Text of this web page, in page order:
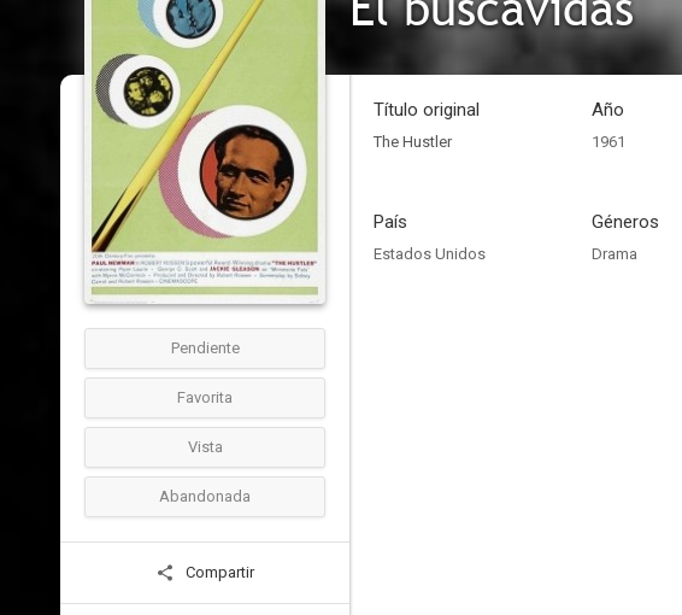
Pendiente
Favorita
Vista
Abandonada
Compartir
Título original
The Hustler
Año
1961
País
Estados Unidos
Géneros
Drama